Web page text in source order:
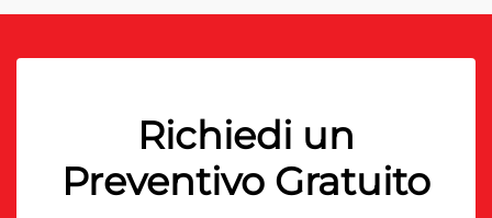
Richiedi un
Preventivo Gratuito